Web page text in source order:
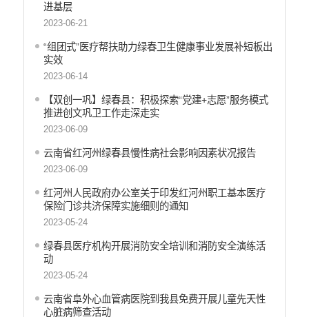
社会救助
生态环境
产品质量
公共文化服务
义务教育
统计信息
进基层
2023-06-21
“组团式”医疗帮扶助力绿春卫生健康事业发展补短板出
实效
2023-06-14
【双创一巩】绿春县：积极探索“党建+志愿”服务模式
推进创文巩卫工作走深走实
2023-06-09
云南省红河州绿春县慢性病社会影响因素状况报告
2023-06-09
红河州人民政府办公室关于印发红河州职工基本医疗
保险门诊共济保障实施细则的通知
2023-05-24
绿春县医疗机构开展消防安全培训和消防安全演练活
动
2023-05-24
云南省阜外心血管病医院到我县免费开展儿童先天性
心脏病筛查活动